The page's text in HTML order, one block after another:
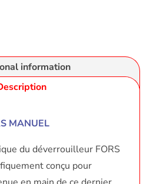
information
MANUEL
du déverrouilleur FORS
conçu pour